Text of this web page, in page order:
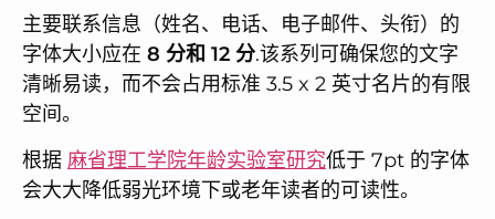
主要联系信息（姓名、电话、电子邮件、头衔）的
字体大小应在 8 分和 12 分.该系列可确保您的文字
清晰易读，而不会占用标准 3.5 x 2 英寸名片的有限
空间。
根据 麻省理工学院年龄实验室研究低于 7pt 的字体
会大大降低弱光环境下或老年读者的可读性。